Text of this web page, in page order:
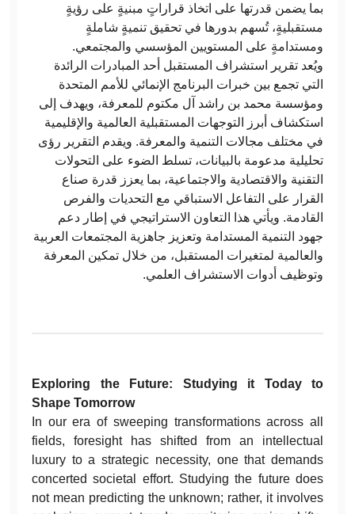
بما يضمن قدرتها على اتخاذ قراراتٍ مبنيةٍ على رؤيةٍ
مستقبليةٍ، تُسهم بدورها في تحقيق تنميةٍ شاملةٍ
ومستدامةٍ على المستويين المؤسسي والمجتمعي.
ويُعد تقرير استشراف المستقبل أحد المبادرات الرائدة
التي تجمع بين خبرات البرنامج الإنمائي للأمم المتحدة
ومؤسسة محمد بن راشد آل مكتوم للمعرفة، ويهدف إلى
استكشاف أبرز التوجهات المستقبلية العالمية والإقليمية
في مختلف مجالات التنمية والمعرفة. ويقدم التقرير رؤى
تحليلية مدعومة بالبيانات، تسلط الضوء على التحولات
التقنية والاقتصادية والاجتماعية، بما يعزز قدرة صناع
القرار على التفاعل الاستباقي مع التحديات والفرص
القادمة. ويأتي هذا التعاون الاستراتيجي في إطار دعم
جهود التنمية المستدامة وتعزيز جاهزية المجتمعات العربية
والعالمية لمتغيرات المستقبل، من خلال تمكين المعرفة
وتوظيف أدوات الاستشراف العلمي.
Exploring the Future: Studying it Today to
Shape Tomorrow
In our era of sweeping transformations across all
fields, foresight has shifted from an intellectual
luxury to a strategic necessity, one that demands
concerted societal effort. Studying the future does
not mean predicting the unknown; rather, it involves